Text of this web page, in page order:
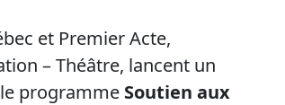
et Premier Acte,
– Théâtre, lancent un
programme Soutien aux